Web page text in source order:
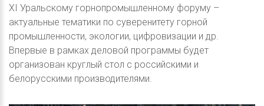
XI Уральскому горнопромышленному форуму –
актуальные тематики по суверенитету горной
промышленности, экологии, цифровизации и др.
Впервые в рамках деловой программы будет
организован круглый стол с российскими и
белорусскими производителями.